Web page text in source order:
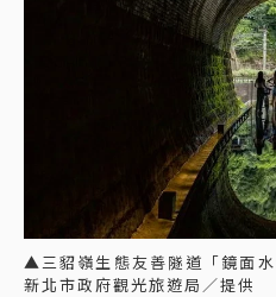
▲三貂嶺生態友善隧道「鏡面
新北市政府觀光旅遊局／提供